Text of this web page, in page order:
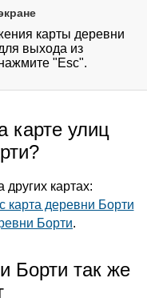
карты деревни
выхода из
"Esc".
карте улиц
других картах:
карта деревни Борти
Борти.
Борти так же